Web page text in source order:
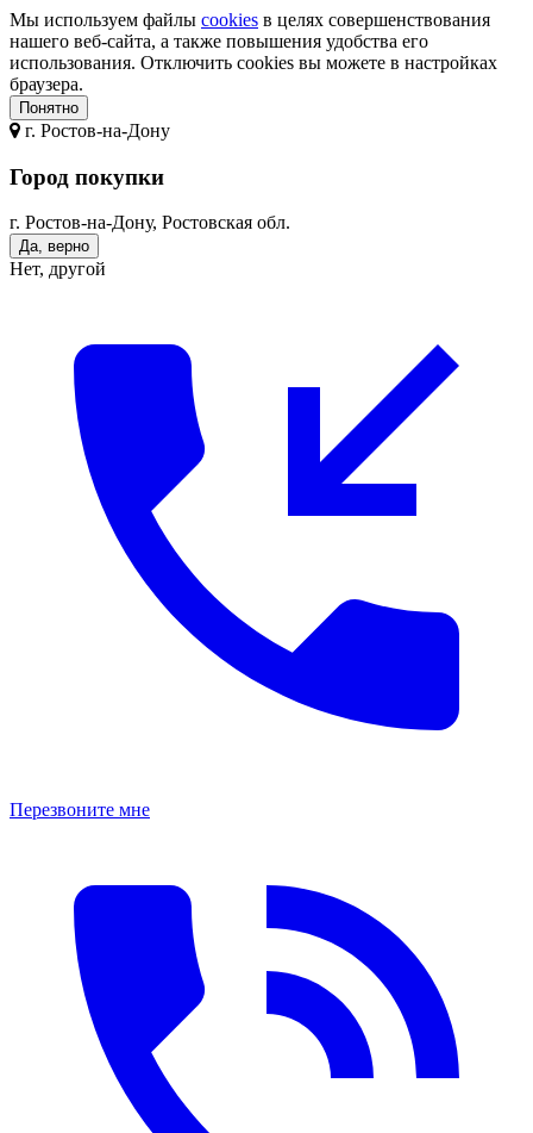
Мы используем файлы cookies в целях совершенствования
нашего веб-сайта, а также повышения удобства его
использования. Отключить cookies вы можете в настройках
браузера.
Понятно
г. Ростов-на-Дону
Город покупки
г. Ростов-на-Дону, Ростовская обл.
Да, верно
Нет, другой
Перезвоните мне